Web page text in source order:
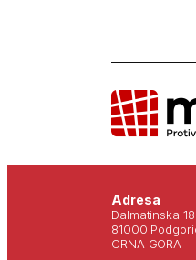
Adresa
Dalmatinska
81000
CRNA GORA